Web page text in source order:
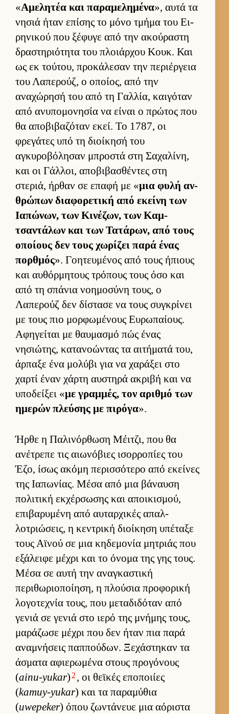
«Αμελητέα και παραμελημένα», αυτά τα
νησιά ήταν επίσης το μόνο τμήμα του Ει­
ρηνικού που ξέφυγε από την ακού­ραστη
δραστηριότητα του πλοιάρ­χου Κουκ. Και
ως εκ τού­του, προκάλεσαν την περιέρ­γεια
του Λαπερούζ, ο οποί­ος, από την
αναχώρησή του από τη Γαλ­λία, και­γόταν
από ανυπομονησία να εί­ναι ο πρώτος που
θα αποβιβαζόταν εκεί. Το 1787, οι
φρεγάτες υπό τη διοί­κησή του
αγκυροβόλησαν μπροστά στη Σαχαλίνη,
και οι Γάλ­λοι, αποβιβασθέντες στη
στεριά, ήρ­θαν σε επαφή με «μια φυλή αν­
θρώπων δια­φορετική από εκείνη των
Ια­πώνων, των Κινέζων, των Καμ­
τσαντάλων και των Τατάρων, από τους
οποί­ους δεν τους χωρίζει παρά ένας
πορ­θμός». Γοη­τευ­μένος από τους ήπιους
και αυ­θόρ­μητους τρόπους τους όσο και
από τη σπάνια νοη­μοσύνη τους, ο
Λαπερούζ δεν δίστασε να τους συγκρίνει
με τους πιο μορ­φωμένους Ευ­ρωπαί­ους.
Αφηγεί­ται με θαυ­μασμό πώς ένας
νησιώτης, κατανοώντας τα αι­τήματά του,
άρ­παξε ένα μολύβι για να χαράξει στο
χαρτί έναν χάρτη αυ­στηρά ακριβή και να
υποδεί­ξει «με γραμ­μές, τον αριθμό των
ημερών πλεύ­σης με πιρόγα».
Ήρθε η Παλινόρ­θωση Μέιτζι, που θα
ανέτρεπε τις αιω­νόβιες ισορ­ροπίες του
Έζο, ίσως ακόμη περισ­σότερο από εκεί­νες
της Ια­πωνίας. Μέσα από μια βάναυση
πολιτική εκ­χέρ­σωσης και αποι­κισμού,
επιβαρυμένη από αυ­ταρ­χικές απαλ­
λοτριώσεις, η κεντρική διοί­κηση υπέταξε
τους Αϊνού σε μια κηδεμονία μητριάς που
εξάλειφε μέχρι και το όνομα της γης τους.
Μέσα σε αυτή την αναγκαστική
περιθωριο­ποί­ηση, η πλού­σια προφορική
λογοτεχνία τους, που μεταδιδόταν από
γενιά σε γενιά στο ιερό της μνήμης τους,
μαράζωσε μέχρι που δεν ήταν πια παρά
αναμνήσεις παπ­πού­δων. Ξεχάστηκαν τα
άσματα αφιε­ρωμένα στους προγόνους
(ainu-yukar) 2 , οι θεϊκές εποποι­ίες
(kamuy-yukar) και τα παραμύθια
(uwepeker) όπου ζωντάνευε μια αόριστα